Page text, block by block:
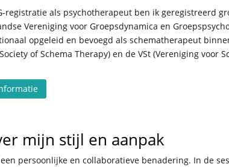
registratie als psychotherapeut ben ik geregistreerd
Vereniging voor Groepsdynamica en
opgeleid en bevoegd als schematherapeut
of Schema Therapy) en de VSt (Vereniging voor
mijn stijl en aanpak
persoonlijke en collaboratieve benadering. In de